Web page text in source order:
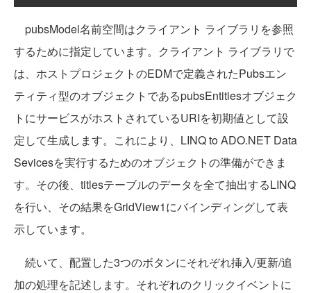
pubsModel名前空間はクライアント ライブラリを参照
するために指定しています。クライアント ライブラリで
は、ホストプロジェクトのEDMで定義されたPubsエン
ティティ型のオブジェクトであるpubsEntitiesオブジェク
トにサービスがホストされているURIを初期値として設
定して生成します。これにより、LINQ to ADO.NET Data
Sevicesを実行するためのオブジェクトの準備ができま
す。その後、titlesテーブルのデータを全て抽出するLINQ
を行い、その結果をGridView1にバインディングして表
示しています。
続いて、配置した3つのボタンにそれぞれ挿入/更新/追
加の処理を記述します。それぞれのクリックイベントに